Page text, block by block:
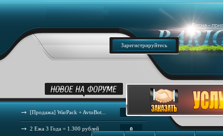
Зарегистрируйтесь
44
[Продажа] WarPack + AvtoBot...
0
2 Ежа 3 Года = 1.300 рублей